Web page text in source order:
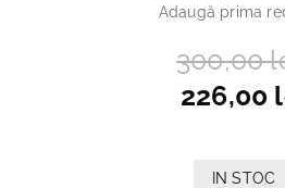
Adaugă prima
300,00
226,00
IN STOC